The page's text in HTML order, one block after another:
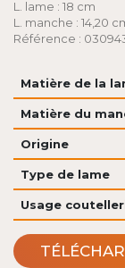
L. lame : 18 cm
L. manche : 14,20
Référence :
Matière de la
Matière du
Origine
Type de lame
Usage